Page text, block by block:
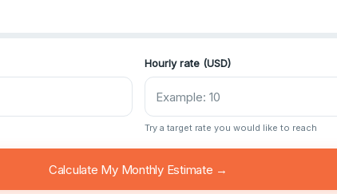
Hourly rate (USD)
Try a target rate you would like to reach
Calculate My Monthly Estimate →